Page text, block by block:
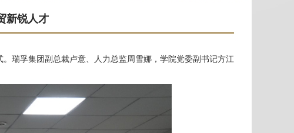
新锐人才
。瑞孚集团副总裁卢意、人力总监周雪娜，学院党委副书记方江